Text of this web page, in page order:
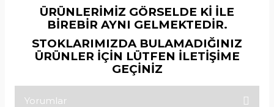
ÜRÜNLERİMİZ GÖRSELDE Kİ İLE
BİREBİR AYNI GELMEKTEDİR.
STOKLARIMIZDA BULAMADIĞINIZ
ÜRÜNLER İÇİN LÜTFEN İLETİŞİME
GEÇİNİZ
Yorumlar